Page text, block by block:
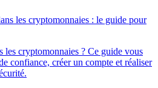
les cryptomonnaies : le guide pour
les cryptomonnaies ? Ce guide vous
confiance, créer un compte et réaliser